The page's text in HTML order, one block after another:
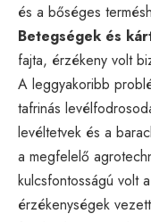
és a bőséges
Betegségek és
fajta, érzékeny volt
A leggyakoribb
tafrinás
levéltetvek és a
a megfelelő
kulcsfontosságú volt
érzékenységek